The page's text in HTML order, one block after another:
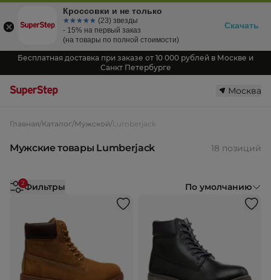
Бесплатная доставка при заказе от 10 000 рублей в Москве и
Санкт Петербурге
Москва
Главная/Каталог/Мужской/Lumberjack
Мужские товары Lumberjack 18 позиций
2Фильтры По умолчанию
Кроссовки и не только
☆☆☆☆☆
★★★★★ (23) звезды
- 15% на первый заказ
(на товары по полной стоимости)
Скачать